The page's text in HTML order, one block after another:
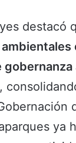
destacó
,
ya